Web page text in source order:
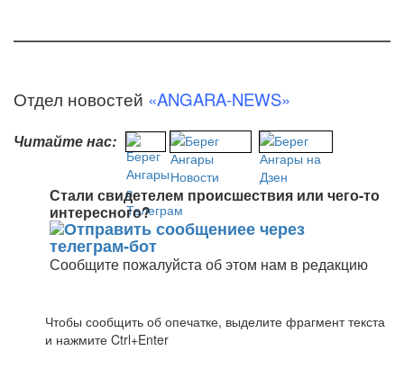
Отдел новостей «ANGARA-NEWS»
Читайте нас:
Стали свидетелем происшествия или чего-то
интересного?
Сообщите пожалуйста об этом нам в редакцию
Чтобы сообщить об опечатке, выделите фрагмент текста
и нажмите Ctrl+Enter